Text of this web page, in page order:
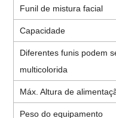
Funil de mistura facial
Capacidade
Diferentes funis podem
multicolorida
Máx. Altura de
Peso do equipamento